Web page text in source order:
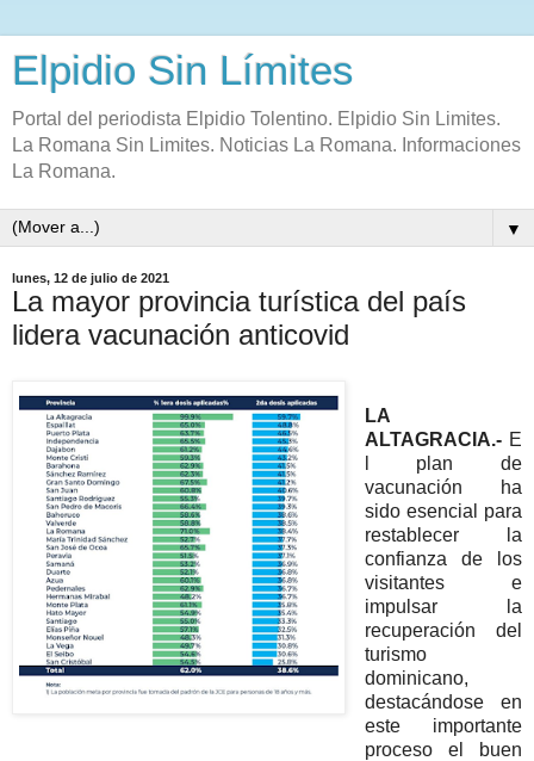
Elpidio Sin Límites
Portal del periodista Elpidio Tolentino. Elpidio Sin Limites.
La Romana Sin Limites. Noticias La Romana. Informaciones
La Romana.
▼
lunes, 12 de julio de 2021
La mayor provincia turística del país
lidera vacunación anticovid
LA
ALTAGRACIA.- E
l plan de
vacunación ha
sido esencial para
restablecer la
confianza de los
visitantes e
impulsar la
recuperación del
turismo
dominicano,
destacándose en
este importante
proceso el buen